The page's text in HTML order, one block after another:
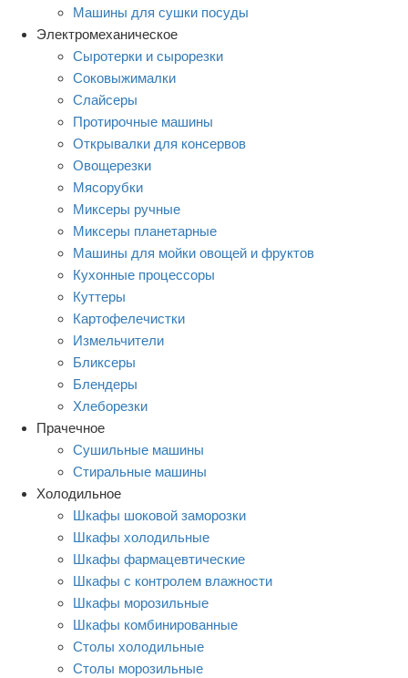
Машины для сушки посуды
Электромеханическое
Сыротерки и сырорезки
Соковыжималки
Слайсеры
Протирочные машины
Открывалки для консервов
Овощерезки
Мясорубки
Миксеры ручные
Миксеры планетарные
Машины для мойки овощей и фруктов
Кухонные процессоры
Куттеры
Картофелечистки
Измельчители
Бликсеры
Блендеры
Хлеборезки
Прачечное
Сушильные машины
Стиральные машины
Холодильное
Шкафы шоковой заморозки
Шкафы холодильные
Шкафы фармацевтические
Шкафы с контролем влажности
Шкафы морозильные
Шкафы комбинированные
Столы холодильные
Столы морозильные